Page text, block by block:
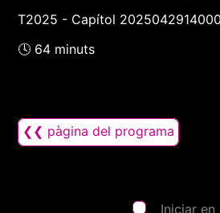
T2025 - Capítol
🕓 64 minuts
❮❮ pàgina del programa
Iniciar en